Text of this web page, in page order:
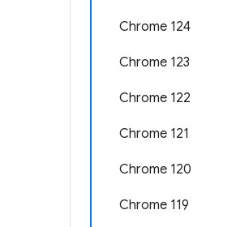
Chrome 124
Chrome 123
Chrome 122
Chrome 121
Chrome 120
Chrome 119